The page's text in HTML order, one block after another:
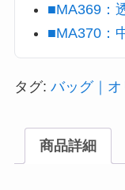
■MA369：
■MA370：
タグ: バッグ｜オ
商品詳細